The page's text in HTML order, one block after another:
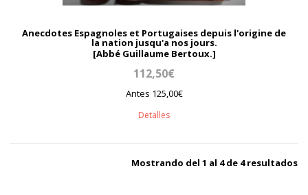
Anecdotes Espagnoles et Portugaises depuis l'origine de
la nation jusqu'a nos jours.
[Abbé Guillaume Bertoux.]
112,50€
Antes 125,00€
Detalles
Mostrando del 1 al 4 de 4 resultados